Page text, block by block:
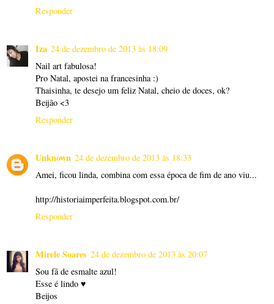
Responder
Iza 24 de dezembro de 2013 às 18:09
Nail art fabulosa!
Pro Natal, apostei na francesinha :)
Thaisinha, te desejo um feliz Natal, cheio de doces, ok?
Beijão <3
Responder
Unknown 24 de dezembro de 2013 às 18:33
Amei, ficou linda, combina com essa época de fim de ano viu...
http://historiaimperfeita.blogspot.com.br/
Responder
Mirele Soares 24 de dezembro de 2013 às 20:07
Sou fã de esmalte azul!
Esse é lindo ♥
Beijos